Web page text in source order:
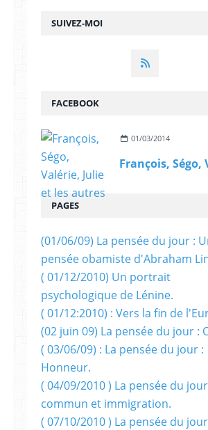
SUIVEZ-MOI
FACEBOOK
01/03/2014
PAGES
(01/06/09) La pensée du jour :
pensée obamiste d'Abraham
( 01/12/2010) Un portrait
psychologique de Lénine.
( 01/12:2010) : Vers la fin de
(02 juin 09) La pensée du jour :
( 03/06/09) : La pensée du jour :
Honneur.
( 04/09/2010 ) La pensée du
commun et immigration.
( 07/10/2010 ) La pensée du